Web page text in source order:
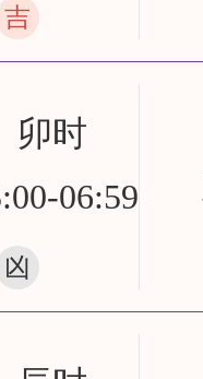
吉
卯时
06:59
凶